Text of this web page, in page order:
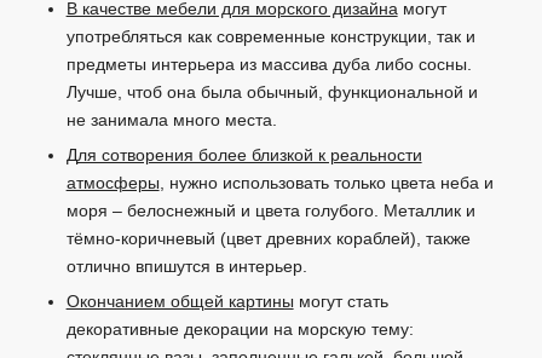
В качестве мебели для морского дизайнамогут
употребляться как современные конструкции, так и
предметы интерьера из массива дуба либо сосны.
Лучше, чтоб она была обычный, функциональной и
не занимала много места.
Для сотворения более близкой к реальности
атмосферы, нужно использовать только цвета неба и
моря – белоснежный и цвета голубого. Металлик и
тёмно-коричневый (цвет древних кораблей), также
отлично впишутся в интерьер.
Окончанием общей картины могут стать
декоративные декорации на морскую тему: